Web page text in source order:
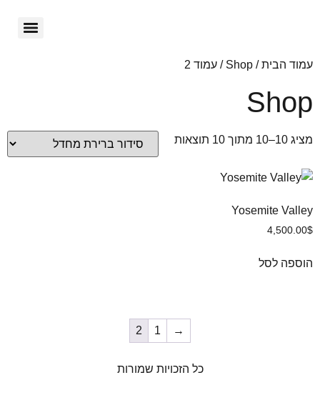
עמוד הבית/
Shop / עמוד 2
Shop
מציג 10–10 מתוך 10 תוצאות
Yosemite Valley
4,500.00$
הוספה לסל
→
1
2
כל הזכויות שמורות